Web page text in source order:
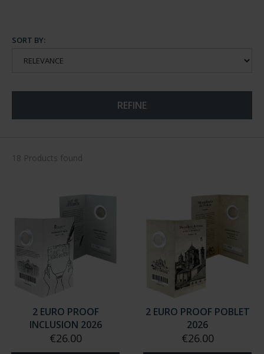
SORT BY:
REFINE
18 Products found
2 EURO PROOF
INCLUSION 2026
€26.00
2 EURO PROOF POBLET
2026
€26.00